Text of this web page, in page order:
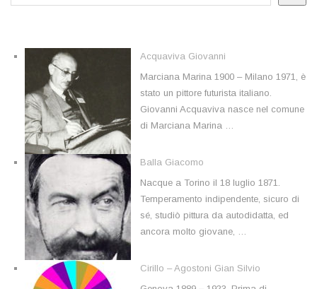
Acquaviva Giovanni
Marciana Marina 1900 – Milano 1971, è
stato un pittore futurista italiano.
Giovanni Acquaviva nasce nel comune
di Marciana Marina …
Balla Giacomo
Nacque a Torino il 18 luglio 1871.
Temperamento indipendente, sicuro di
sé, studiò pittura da autodidatta, ed
ancora molto giovane, …
Cirillo – Agostoni Gian Silvio